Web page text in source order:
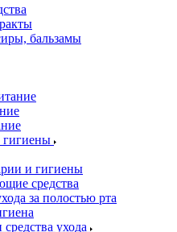
бальзамы
гигиены
и гигиены
средства
за полостью рта
ухода